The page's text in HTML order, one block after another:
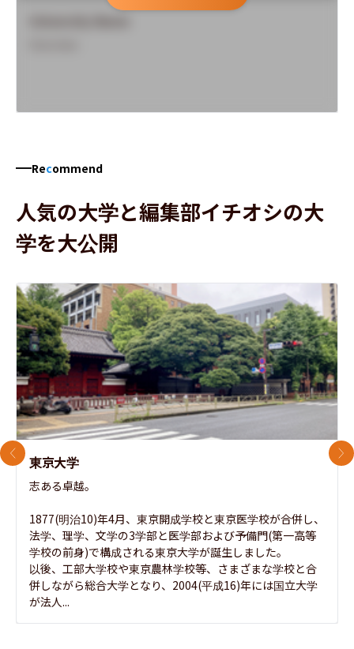
Recommend
人気の大学と編集部イチオシの大
学を大公開
東京大学
志ある卓越。
1877(明治10)年4月、東京開成学校と東京医学校が合併し、
法学、理学、文学の3学部と医学部および予備門(第一高等
学校の前身)で構成される東京大学が誕生しました。
以後、工部大学校や東京農林学校等、さまざまな学校と合
併しながら総合大学となり、2004(平成16)年には国立大学
が法人...
前のスライド 次